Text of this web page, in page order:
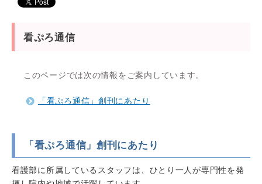
看ぷろ通信
このページでは次の情報をご案内しています。
「看ぷろ通信」創刊にあたり
「看ぷろ通信」創刊にあたり
看護部に所属しているスタッフは、ひとり一人が専門性を発